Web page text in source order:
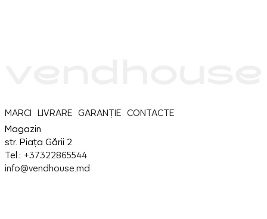
MARCI LIVRARE GARANȚIE
CONTACTE
Magazin
str. Piața Gării 2
Tel.: +37322865544
info@vendhouse.md